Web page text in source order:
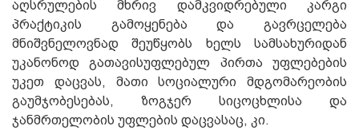
აღსრულების მხრივ დამკვიდრებული კარგი
პრაქტიკის გამოყენება და გავრცელება
მნიშვნელოვნად შეუწყობს ხელს სამსახურიდან
უკანონოდ გათავისუფლებულ პირთა უფლებების
უკეთ დაცვას, მათი სოციალური მდგომარეობის
გაუმჯობესებას, ზოგჯერ სიცოცხლისა და
ჯანმრთელობის უფლების დაცვასაც, კი.